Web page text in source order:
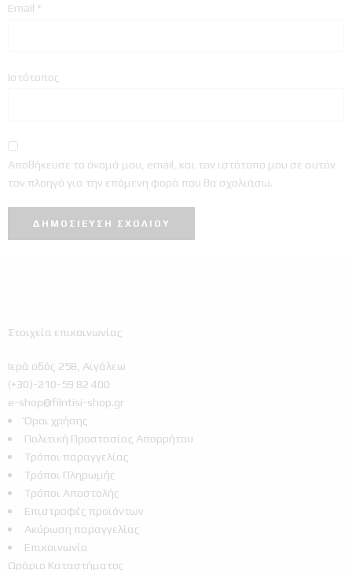
Email *
Ιστότοπος
Αποθήκευσε το όνομά μου, email, και τον ιστότοπο μου σε αυτόν
τον πλοηγό για την επόμενη φορά που θα σχολιάσω.
Στοιχεία επικοινωνίας
Ιερά οδός 258, Αιγάλεω
(+30)-210-59 82 400
e-shop@filntisi-shop.gr
Όροι χρήσης
Πολιτική Προστασίας Απορρήτου
Τρόποι παραγγελίας
Τρόποι Πληρωμής
Τρόποι Αποστολής
Επιστροφές προϊόντων
Ακύρωση παραγγελίας
Επικοινωνία
Ωράριο Καταστήματος